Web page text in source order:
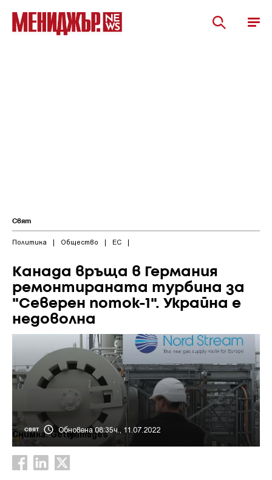
Свят
Политика | Общество | ЕС |
Канада връща в Германия
ремонтираната турбина за
"Северен поток-1". Украйна е
недоволна
СВЯТ Обновена 08:35ч., 11.07.2022
Снимка: Getty images